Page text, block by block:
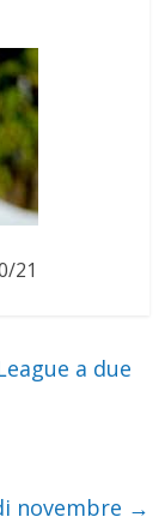
21
a due
novembre →